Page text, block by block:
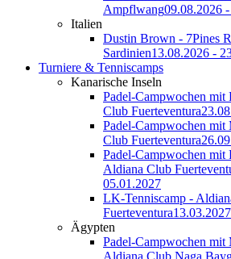
Ampflwang09.08.2026
Italien
Dustin Brown - 7Pines
Sardinien13.08.2026 -
Turniere & Tenniscamps
Kanarische Inseln
Padel-Campwochen
Club Fuerteventura
Padel-Campwochen
Club Fuerteventura
Padel-Campwochen mit
Aldiana Club
05.01.2027
LK-Tenniscamp -
Fuerteventura
Ägypten
Padel-Campwochen mit
Aldiana Club Naga